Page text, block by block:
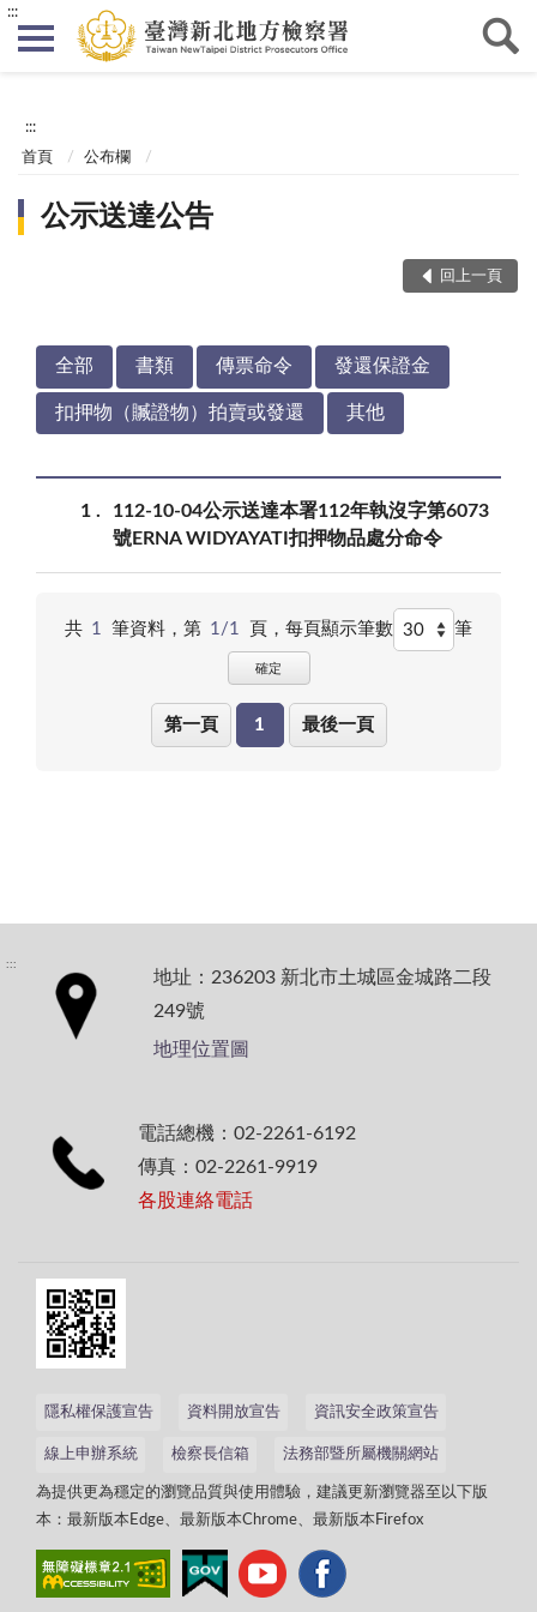
:::
:::
首頁 公布欄
公示送達公告
回上一頁
全部 書類 傳票命令 發還保證金
扣押物（贓證物）拍賣或發還 其他
1
112-10-04公示送達本署112年執沒字第6073
號ERNA WIDYAYATI扣押物品處分命令
共 1 筆資料，第 1/1 頁， 每頁顯示筆數 筆
確定
第一頁 1 最後一頁
:::
地址：236203 新北市土城區金城路二段
249號
地理位置圖
電話總機：02-2261-6192
傳真：02-2261-9919
各股連絡電話
隱私權保護宣告 資料開放宣告 資訊安全政策宣告
線上申辦系統 檢察長信箱 法務部暨所屬機關網站
為提供更為穩定的瀏覽品質與使用體驗，建議更新瀏覽器至以下版
本：最新版本Edge、最新版本Chrome、最新版本Firefox